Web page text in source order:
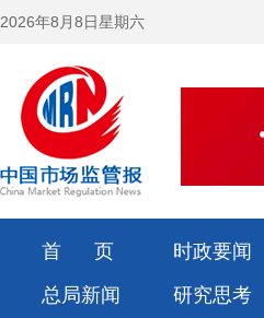
2026年8月8日星期六
首 页 时政要闻
总局新闻
研究思考